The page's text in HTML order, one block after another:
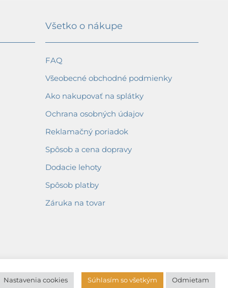
Všetko o nákupe
FAQ
Všeobecné obchodné podmienky
Ako nakupovať na splátky
Ochrana osobných údajov
Reklamačný poriadok
Spôsob a cena dopravy
Dodacie lehoty
Spôsob platby
Záruka na tovar
Nastavenia cookies Súhlasím so všetkým Odmietam